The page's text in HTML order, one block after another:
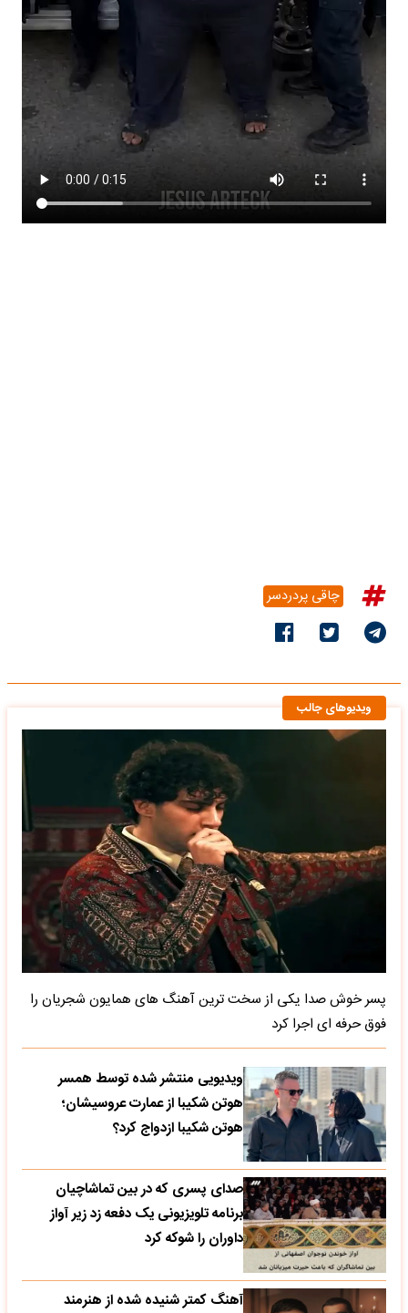
چاقی پردردسر
ویدیوهای جالب
پسر خوش صدا یکی از سخت ترین آهنگ های همایون شجریان را
فوق حرفه ای اجرا کرد
ویدیویی منتشر شده توسط همسر
هوتن شکیبا از عمارت عروسیشان؛
هوتن شکیبا ازدواج کرد؟
صدای پسری که در بین تماشاچیان
برنامه تلویزیونی یک دفعه زد زیر آواز
داوران را شوکه کرد
آهنگ کمتر شنیده شده از هنرمند